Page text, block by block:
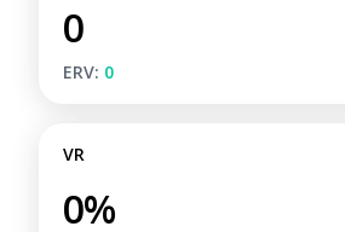
0
ERV: 0
VR
0%